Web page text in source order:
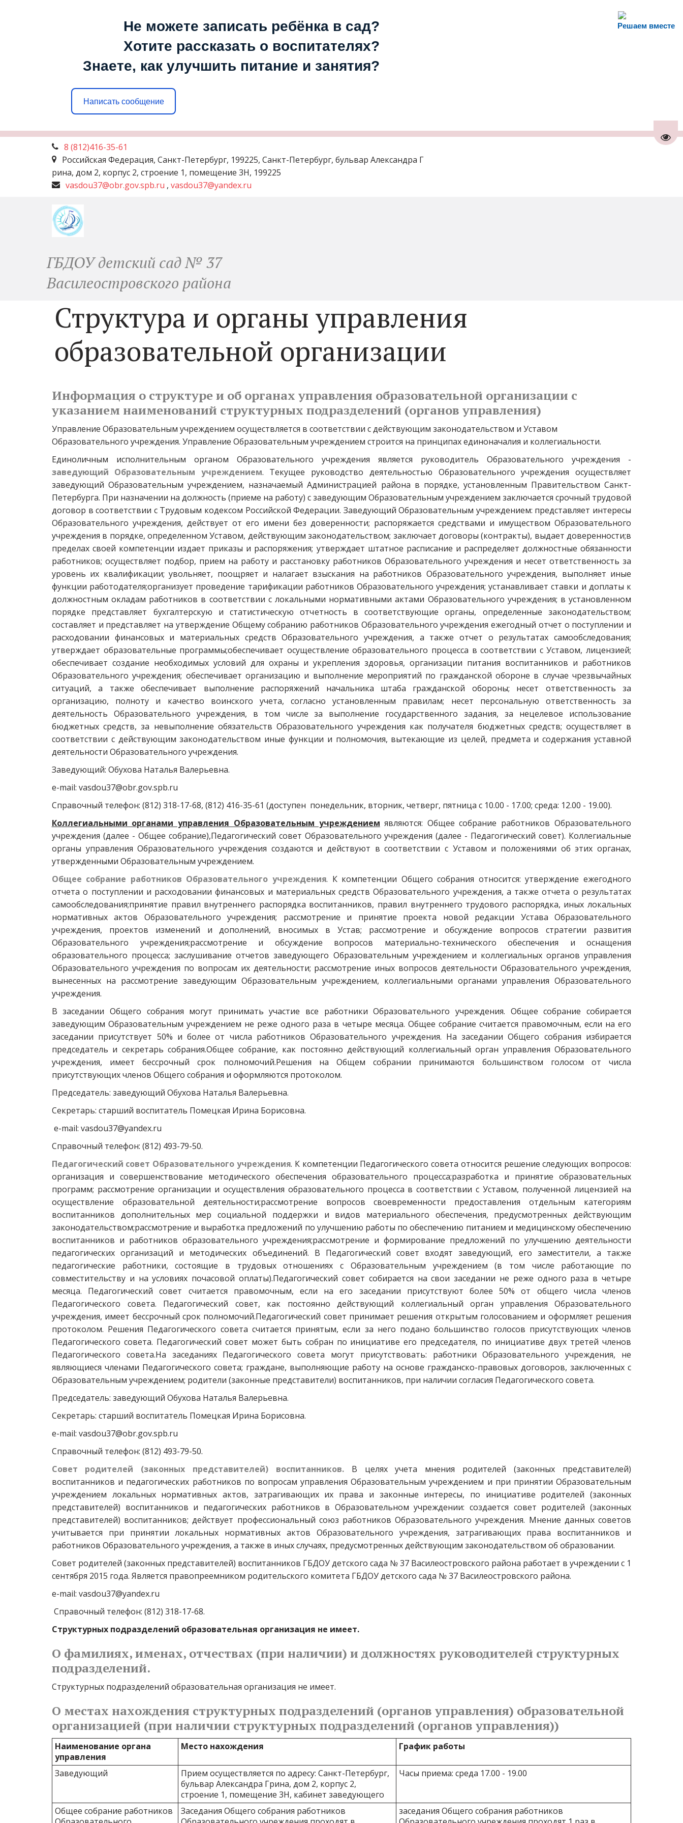
Решаем вместе
Не можете записать ребёнка в сад?
Хотите рассказать о воспитателях?
Знаете, как улучшить питание и занятия?
Написать сообщение
8 (812)416-35-61
Российская Федерация, Санкт-Петербург, 199225, Санкт-Петербург, бульвар Александра Г
рина, дом 2, корпус 2, строение 1, помещение 3Н, 199225
vasdou37@obr.gov.spb.ru , vasdou37@yandex.ru
ГБДОУ детский сад № 37
Василеостровского района
Структура и органы управления
образовательной организации
Информация о структуре и об органах управления образовательной организации с
указанием наименований структурных подразделений (органов управления)
Управление Образовательным учреждением осуществляется в соответствии с действующим законодательством и Уставом
Образовательного учреждения. Управление Образовательным учреждением строится на принципах единоначалия и коллегиальности.
Единоличным исполнительным органом Образовательного учреждения является руководитель Образовательного учреждения -
заведующий Образовательным учреждением. Текущее руководство деятельностью Образовательного учреждения осуществляет
заведующий Образовательным учреждением, назначаемый Администрацией района в порядке, установленным Правительством Санкт-
Петербурга. При назначении на должность (приеме на работу) с заведующим Образовательным учреждением заключается срочный трудовой
договор в соответствии с Трудовым кодексом Российской Федерации. Заведующий Образовательным учреждением: представляет интересы
Образовательного учреждения, действует от его имени без доверенности; распоряжается средствами и имуществом Образовательного
учреждения в порядке, определенном Уставом, действующим законодательством; заключает договоры (контракты), выдает доверенности;в
пределах своей компетенции издает приказы и распоряжения; утверждает штатное расписание и распределяет должностные обязанности
работников; осуществляет подбор, прием на работу и расстановку работников Образовательного учреждения и несет ответственность за
уровень их квалификации; увольняет, поощряет и налагает взыскания на работников Образовательного учреждения, выполняет иные
функции работодателя;организует проведение тарификации работников Образовательного учреждения; устанавливает ставки и доплаты к
должностным окладам работников в соответствии с локальными нормативными актами Образовательного учреждения; в установленном
порядке представляет бухгалтерскую и статистическую отчетность в соответствующие органы, определенные законодательством;
составляет и представляет на утверждение Общему собранию работников Образовательного учреждения ежегодный отчет о поступлении и
расходовании финансовых и материальных средств Образовательного учреждения, а также отчет о результатах самообследования;
утверждает образовательные программы;обеспечивает осуществление образовательного процесса в соответствии с Уставом, лицензией;
обеспечивает создание необходимых условий для охраны и укрепления здоровья, организации питания воспитанников и работников
Образовательного учреждения; обеспечивает организацию и выполнение мероприятий по гражданской обороне в случае чрезвычайных
ситуаций, а также обеспечивает выполнение распоряжений начальника штаба гражданской обороны; несет ответственность за
организацию, полноту и качество воинского учета, согласно установленным правилам; несет персональную ответственность за
деятельность Образовательного учреждения, в том числе за выполнение государственного задания, за нецелевое использование
бюджетных средств, за невыполнение обязательств Образовательного учреждения как получателя бюджетных средств; осуществляет в
соответствии с действующим законодательством иные функции и полномочия, вытекающие из целей, предмета и содержания уставной
деятельности Образовательного учреждения.
Заведующий: Обухова Наталья Валерьевна.
e-mail: vasdou37@obr.gov.spb.ru
Справочный телефон: (812) 318-17-68, (812) 416-35-61 (доступен  понедельник, вторник, четверг, пятница с 10.00 - 17.00; среда: 12.00 - 19.00).
Коллегиальными органами управления Образовательным учреждением являются: Общее собрание работников Образовательного
учреждения (далее - Общее собрание),Педагогический совет Образовательного учреждения (далее - Педагогический совет). Коллегиальные
органы управления Образовательного учреждения создаются и действуют в соответствии с Уставом и положениями об этих органах,
утвержденными Образовательным учреждением.
Общее собрание работников Образовательного учреждения. К компетенции Общего собрания относится: утверждение ежегодного
отчета о поступлении и расходовании финансовых и материальных средств Образовательного учреждения, а также отчета о результатах
самообследования;принятие правил внутреннего распорядка воспитанников, правил внутреннего трудового распорядка, иных локальных
нормативных актов Образовательного учреждения; рассмотрение и принятие проекта новой редакции Устава Образовательного
учреждения, проектов изменений и дополнений, вносимых в Устав; рассмотрение и обсуждение вопросов стратегии развития
Образовательного учреждения;рассмотрение и обсуждение вопросов материально-технического обеспечения и оснащения
образовательного процесса; заслушивание отчетов заведующего Образовательным учреждением и коллегиальных органов управления
Образовательного учреждения по вопросам их деятельности; рассмотрение иных вопросов деятельности Образовательного учреждения,
вынесенных на рассмотрение заведующим Образовательным учреждением, коллегиальными органами управления Образовательного
учреждения.
В заседании Общего собрания могут принимать участие все работники Образовательного учреждения. Общее собрание собирается
заведующим Образовательным учреждением не реже одного раза в четыре месяца. Общее собрание считается правомочным, если на его
заседании присутствует 50% и более от числа работников Образовательного учреждения. На заседании Общего собрания избирается
председатель и секретарь собрания.Общее собрание, как постоянно действующий коллегиальный орган управления Образовательного
учреждения, имеет бессрочный срок полномочий.Решения на Общем собрании принимаются большинством голосом от числа
присутствующих членов Общего собрания и оформляются протоколом.
Председатель: заведующий Обухова Наталья Валерьевна.
Секретарь: старший воспитатель Помецкая Ирина Борисовна.
e-mail: vasdou37@yandex.ru
Справочный телефон: (812) 493-79-50.
Педагогический совет Образовательного учреждения. К компетенции Педагогического совета относится решение следующих вопросов:
организация и совершенствование методического обеспечения образовательного процесса;разработка и принятие образовательных
программ; рассмотрение организации и осуществления образовательного процесса в соответствии с Уставом, полученной лицензией на
осуществление образовательной деятельности;рассмотрение вопросов своевременности предоставления отдельным категориям
воспитанников дополнительных мер социальной поддержки и видов материального обеспечения, предусмотренных действующим
законодательством;рассмотрение и выработка предложений по улучшению работы по обеспечению питанием и медицинскому обеспечению
воспитанников и работников образовательного учреждения;рассмотрение и формирование предложений по улучшению деятельности
педагогических организаций и методических объединений. В Педагогический совет входят заведующий, его заместители, а также
педагогические работники, состоящие в трудовых отношениях с Образовательным учреждением (в том числе работающие по
совместительству и на условиях почасовой оплаты).Педагогический совет собирается на свои заседании не реже одного раза в четыре
месяца. Педагогический совет считается правомочным, если на его заседании присутствуют более 50% от общего числа членов
Педагогического совета. Педагогический совет, как постоянно действующий коллегиальный орган управления Образовательного
учреждения, имеет бессрочный срок полномочий.Педагогический совет принимает решения открытым голосованием и оформляет решения
протоколом. Решения Педагогического совета считается принятым, если за него подано большинство голосов присутствующих членов
Педагогического совета. Педагогический совет может быть собран по инициативе его председателя, по инициативе двух третей членов
Педагогического совета.На заседаниях Педагогического совета могут присутствовать: работники Образовательного учреждения, не
являющиеся членами Педагогического совета; граждане, выполняющие работу на основе гражданско-правовых договоров, заключенных с
Образовательным учреждением; родители (законные представители) воспитанников, при наличии согласия Педагогического совета.
Председатель: заведующий Обухова Наталья Валерьевна.
Секретарь: старший воспитатель Помецкая Ирина Борисовна.
e-mail: vasdou37@obr.gov.spb.ru
Справочный телефон: (812) 493-79-50.
Совет родителей (законных представителей) воспитанников.В целях учета мнения родителей (законных представителей)
воспитанников и педагогических работников по вопросам управления Образовательным учреждением и при принятии Образовательным
учреждением локальных нормативных актов, затрагивающих их права и законные интересы, по инициативе родителей (законных
представителей) воспитанников и педагогических работников в Образовательном учреждении: создается совет родителей (законных
представителей) воспитанников; действует профессиональный союз работников Образовательного учреждения. Мнение данных советов
учитывается при принятии локальных нормативных актов Образовательного учреждения, затрагивающих права воспитанников и
работников Образовательного учреждения, а также в иных случаях, предусмотренных действующим законодательством об образовании.
Совет родителей (законных представителей) воспитанников ГБДОУ детского сада № 37 Василеостровского района работает в учреждении с 1
сентября 2015 года. Является правопреемником родительского комитета ГБДОУ детского сада № 37 Василеостровского района.
e-mail: vasdou37@yandex.ru
Справочный телефон: (812) 318-17-68.
Структурных подразделений образовательная организация не имеет.
О фамилиях, именах, отчествах (при наличии) и должностях руководителей структурных
подразделений.
Структурных подразделений образовательная организация не имеет.
О местах нахождения структурных подразделений (органов управления) образовательной
организацией (при наличии структурных подразделений (органов управления))
Наименование органа
управления
Место нахождения График работы
Заведующий
Прием осуществляется по адресу: Санкт-Петербург,
бульвар Александра Грина, дом 2, корпус 2,
строение 1, помещение 3Н, кабинет заведующего
Часы приема: среда 17.00 - 19.00
Общее собрание работников
Заседания Общего собрания работников
заседания Общего собрания работников